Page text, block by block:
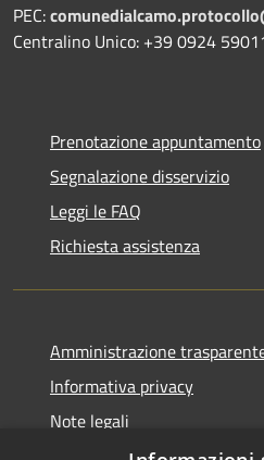
PEC:
Centralino Unico: +39 0924
Prenotazione appuntamento
Segnalazione disservizio
Leggi le FAQ
Richiesta assistenza
Amministrazione
Informativa privacy
Note legali